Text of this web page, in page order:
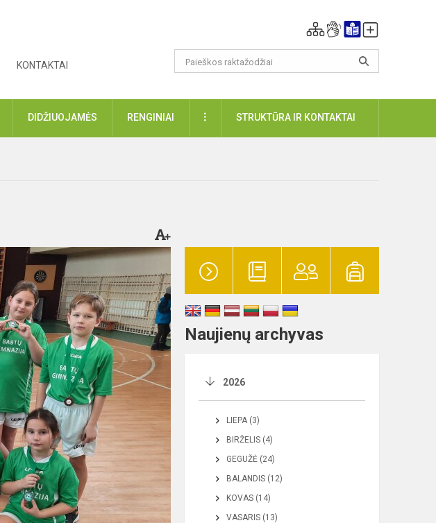
KONTAKTAI
DIDŽIUOJAMĖS RENGINIAI DAUGIAUSTRUKTŪRA IR KONTAKTAI
Naujienų archyvas
2026
LIEPA (3)
BIRŽELIS (4)
GEGUŽĖ (24)
BALANDIS (12)
KOVAS (14)
VASARIS (13)